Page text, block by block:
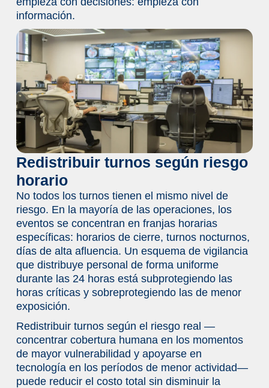
información.
Redistribuir turnos según riesgo
horario
No todos los turnos tienen el mismo nivel de
riesgo. En la mayoría de las operaciones, los
eventos se concentran en franjas horarias
específicas: horarios de cierre, turnos nocturnos,
días de alta afluencia. Un esquema de vigilancia
que distribuye personal de forma uniforme
durante las 24 horas está subprotegiendo las
horas críticas y sobreprotegiendo las de menor
exposición.
Redistribuir turnos según el riesgo real —
concentrar cobertura humana en los momentos
de mayor vulnerabilidad y apoyarse en
tecnología en los períodos de menor actividad—
puede reducir el costo total sin disminuir la